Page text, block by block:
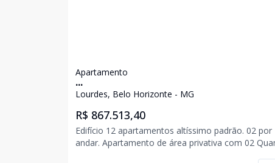
Apartamento
...
Lourdes, Belo Horizonte - MG
R$ 867.513,40
Edifício 12 apartamentos altíssimo padrão. 02 por
andar. Apartamento de área privativa com 02 Quartos,